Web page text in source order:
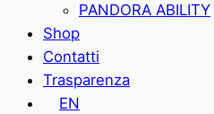
PANDORA ABILITY
Shop
Contatti
Trasparenza
EN